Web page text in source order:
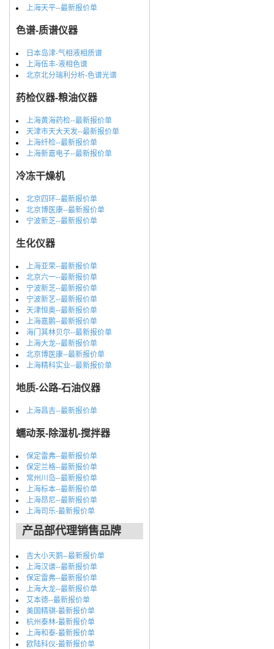
上海天平--最新报价单
色谱-质谱仪器
日本岛津-气相液相质谱
上海伍丰-液相色谱
北京北分瑞利分析-色谱光谱
药检仪器-粮油仪器
上海黄海药检--最新报价单
天津市天大天发--最新报价单
上海纤检--最新报价单
上海新嘉电子--最新报价单
冷冻干燥机
北京四环--最新报价单
北京博医康--最新报价单
宁波新芝--最新报价单
生化仪器
上海亚荣--最新报价单
北京六一--最新报价单
宁波新芝--最新报价单
宁波新艺--最新报价单
天津恒奥--最新报价单
上海嘉鹏--最新报价单
海门其林贝尔--最新报价单
上海大龙--最新报价单
北京博医康--最新报价单
上海精科实业--最新报价单
地质-公路-石油仪器
上海昌吉--最新报价单
蠕动泵-除湿机-搅拌器
保定雷弗--最新报价单
保定兰格--最新报价单
常州川岛--最新报价单
上海标本--最新报价单
上海昂尼--最新报价单
上海司乐-最新报价单
产品部代理销售品牌
吉大小天鹅--最新报价单
上海汉谱--最新报价单
保定雷弗--最新报价单
上海大龙--最新报价单
艾本德--最新报价单
美国精骐-最新报价单
杭州泰林-最新报价单
上海和泰-最新报价单
欧陆科仪-最新报价单